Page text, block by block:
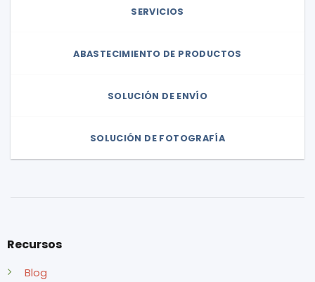
SERVICIOS
ABASTECIMIENTO DE PRODUCTOS
SOLUCIÓN DE ENVÍO
SOLUCIÓN DE FOTOGRAFÍA
Recursos
Blog